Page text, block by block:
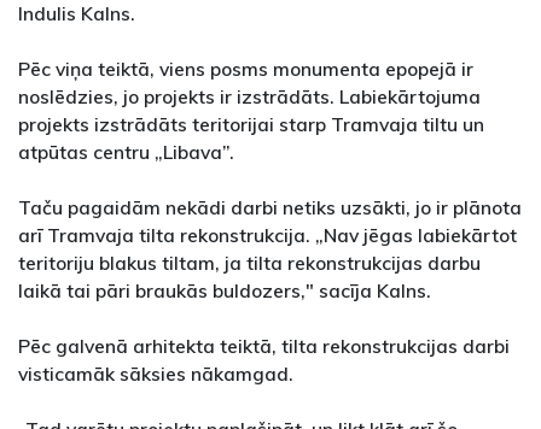
Indulis Kalns.
Pēc viņa teiktā, viens posms monumenta epopejā ir
noslēdzies, jo projekts ir izstrādāts. Labiekārtojuma
projekts izstrādāts teritorijai starp Tramvaja tiltu un
atpūtas centru „Libava”.
Taču pagaidām nekādi darbi netiks uzsākti, jo ir plānota
arī Tramvaja tilta rekonstrukcija. „Nav jēgas labiekārtot
teritoriju blakus tiltam, ja tilta rekonstrukcijas darbu
laikā tai pāri braukās buldozers," sacīja Kalns.
Pēc galvenā arhitekta teiktā, tilta rekonstrukcijas darbi
visticamāk sāksies nākamgad.